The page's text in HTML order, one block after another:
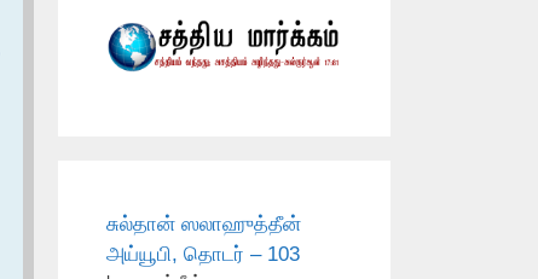
சுல்தான் ஸலாஹுத்தீன்
அய்யூபி, தொடர் – 103